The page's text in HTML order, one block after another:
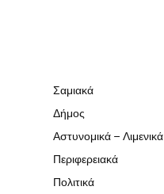
Σαμιακά
Δήμος
Αστυνομικά – Λιμενικά
Περιφερειακά
Πολιτικά